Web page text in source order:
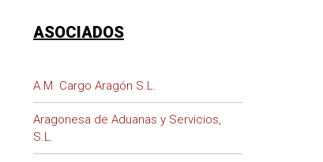
ASOCIADOS
A.M. Cargo Aragón S.L.
Aragonesa de Aduanas y Servicios,
S.L.